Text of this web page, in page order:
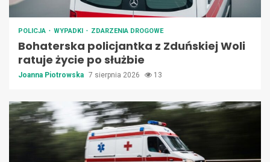
POLICJA WYPADKI ZDARZENIA DROGOWE
Bohaterska policjantka z Zduńskiej Woli
ratuje życie po służbie
Joanna Piotrowska 7 sierpnia 2026 13